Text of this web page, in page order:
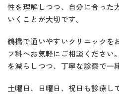
性を理解しつつ、自分に合った
いくことが大切です。
鶴橋で通いやすいクリニックを
フ科へお気軽にご相談ください
を減らしつつ、丁寧な診察で一
土曜日、日曜日、祝日も診療し